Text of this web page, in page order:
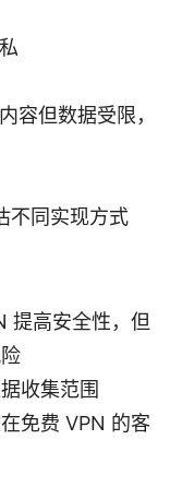
容但数据受限，
不同实现方式
提高安全性，但
收集范围
免费 VPN 的客